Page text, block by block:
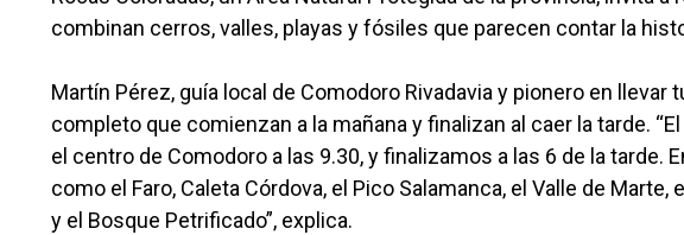
combinan cerros, valles, playas y fósiles que parecen contar la
Martín Pérez, guía local de Comodoro Rivadavia y pionero en
completo que comienzan a la mañana y finalizan al caer la tarde.
el centro de Comodoro a las 9.30, y finalizamos a las 6 de la
como el Faro, Caleta Córdova, el Pico Salamanca, el Valle de
y el Bosque Petrificado”, explica.